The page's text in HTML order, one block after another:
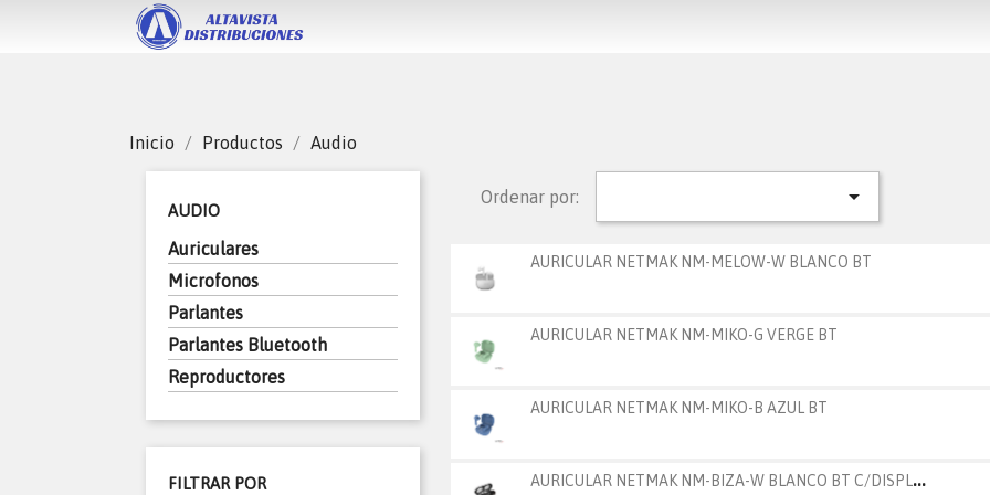
Inicio Productos Audio
AUDIO
Auriculares
Microfonos
Parlantes
Parlantes Bluetooth
Reproductores
FILTRAR POR
Ordenar por: 
AURICULAR NETMAK NM-MELOW-W BLANCO BT
AURICULAR NETMAK NM-MIKO-G VERGE BT
AURICULAR NETMAK NM-MIKO-B AZUL BT
A
URICULAR NETMAK NM-BIZA-W BLANCO BT C/DISPLAY